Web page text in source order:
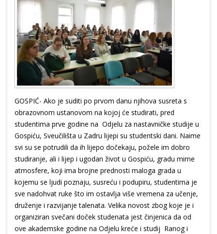
GOSPIĆ- Ako je suditi po prvom danu njihova susreta s
obrazovnom ustanovom na kojoj će studirati, pred
studentima prve godine na Odjelu za nastavničke studije u
Gospiću, Sveučilišta u Zadru lijepi su studentski dani. Naime
svi su se potrudili da ih lijepo dočekaju, požele im dobro
studiranje, ali i lijep i ugodan život u Gospiću, gradu mirne
atmosfere, koji ima brojne prednosti maloga grada u
kojemu se ljudi poznaju, susreću i podupiru, studentima je
sve nadohvat ruke što im ostavlja više vremena za učenje,
druženje i razvijanje talenata. Velika novost zbog koje je i
organiziran svečani doček studenata jest činjenica da od
ove akademske godine na Odjelu kreće i studij Ranog i